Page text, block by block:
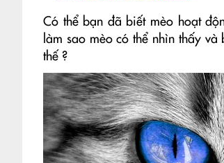
Có thể bạn đã biết mèo hoạt
làm sao mèo có thể nhìn thấy
thế ?